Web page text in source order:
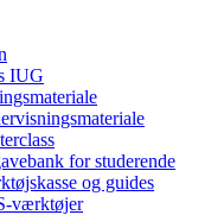
IUG
for studerende
og guides
værktøjer